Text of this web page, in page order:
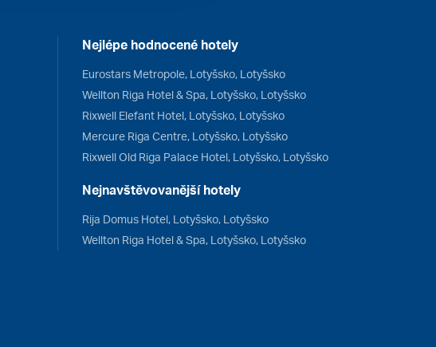
Nejlépe hodnocené hotely
Eurostars Metropole, Lotyšsko, Lotyšsko
Wellton Riga Hotel & Spa, Lotyšsko, Lotyšsko
Rixwell Elefant Hotel, Lotyšsko, Lotyšsko
Mercure Riga Centre, Lotyšsko, Lotyšsko
Rixwell Old Riga Palace Hotel, Lotyšsko, Lotyšsko
Nejnavštěvovanější hotely
Rija Domus Hotel, Lotyšsko, Lotyšsko
Wellton Riga Hotel & Spa, Lotyšsko, Lotyšsko